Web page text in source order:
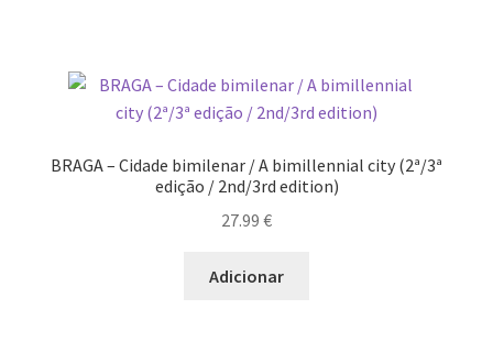
BRAGA – Cidade bimilenar / A bimillennial city (2ª/3ª
edição / 2nd/3rd edition)
27.99 €
Adicionar